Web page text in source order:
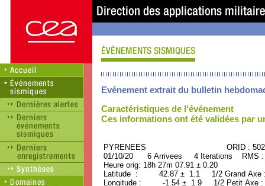
Evénement extrait du bulletin
Caractéristiques de l'événement
Ces informations ont été validées par
PYRENEES ORID :
01/10/20 6 Arrivees 4 Iterations RMS
Heure orig: 18h 27m 07.91 ± 0.20
Latitude : 42.87 ± 1.1 1/2 Grand
Longitude : -1.54 ± 1.9 1/2 Petit Axe